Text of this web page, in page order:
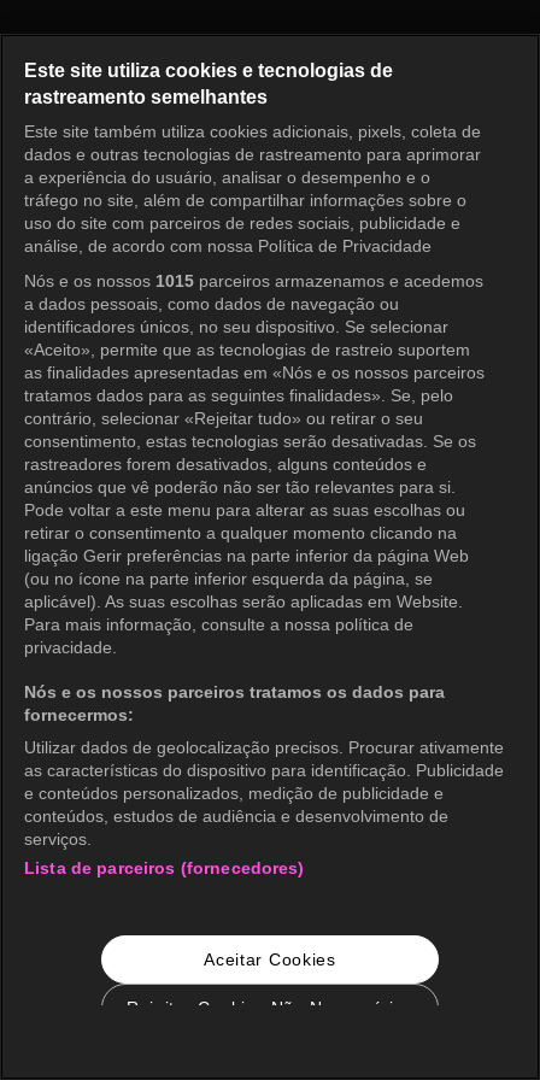
Entrar
Este site utiliza cookies e tecnologias de
rastreamento semelhantes
Este site também utiliza cookies adicionais, pixels, coleta de
dados e outras tecnologias de rastreamento para aprimorar
a experiência do usuário, analisar o desempenho e o
tráfego no site, além de compartilhar informações sobre o
uso do site com parceiros de redes sociais, publicidade e
análise, de acordo com nossa Política de Privacidade
Nós e os nossos 1015 parceiros armazenamos e acedemos
a dados pessoais, como dados de navegação ou
identificadores únicos, no seu dispositivo. Se selecionar
«Aceito», permite que as tecnologias de rastreio suportem
as finalidades apresentadas em «Nós e os nossos parceiros
tratamos dados para as seguintes finalidades». Se, pelo
contrário, selecionar «Rejeitar tudo» ou retirar o seu
consentimento, estas tecnologias serão desativadas. Se os
rastreadores forem desativados, alguns conteúdos e
anúncios que vê poderão não ser tão relevantes para si.
Pode voltar a este menu para alterar as suas escolhas ou
retirar o consentimento a qualquer momento clicando na
ligação Gerir preferências na parte inferior da página Web
(ou no ícone na parte inferior esquerda da página, se
aplicável). As suas escolhas serão aplicadas em Website.
Para mais informação, consulte a nossa política de
privacidade.
Nós e os nossos parceiros tratamos os dados para
fornecermos:
Utilizar dados de geolocalização precisos. Procurar ativamente
as características do dispositivo para identificação. Publicidade
e conteúdos personalizados, medição de publicidade e
conteúdos, estudos de audiência e desenvolvimento de
serviços.
Lista de parceiros (fornecedores)
Aceitar Cookies
Rejeitar Cookies Não Necessários